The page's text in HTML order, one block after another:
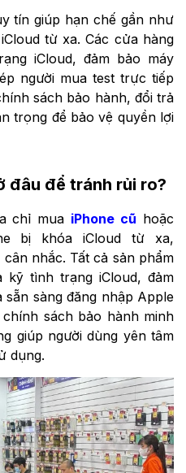
tín giúp hạn chế gần như
từ xa. Các cửa hàng
iCloud, đảm bảo máy
người mua test trực tiếp
sách bảo hành, đổi trả
trọng để bảo vệ quyền lợi
đâu để tránh rủi ro?
chỉ mua iPhone cũ hoặc
bị khóa iCloud từ xa,
nhắc. Tất cả sản phẩm
kỹ tình trạng iCloud, đảm
sàng đăng nhập Apple
sách bảo hành minh
giúp người dùng yên tâm
dụng.